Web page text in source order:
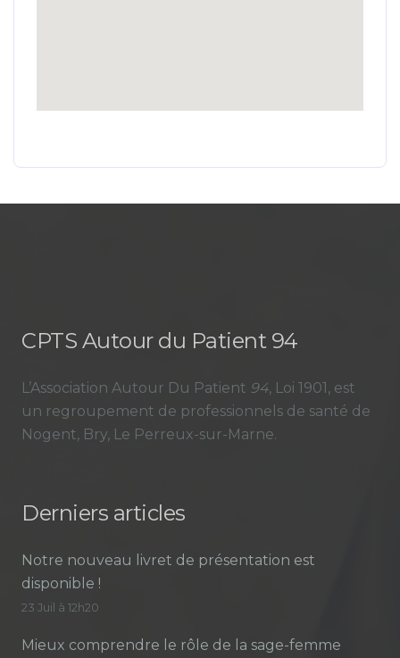
CPTS Autour du Patient 94
L’Association Autour Du Patient 94, Loi 1901, est
un regroupement de professionnels de santé de
Nogent, Bry, Le Perreux-sur-Marne.
Derniers articles
Notre nouveau livret de présentation est
disponible !
23 Juil à 12h20
Mieux comprendre le rôle de la sage-femme